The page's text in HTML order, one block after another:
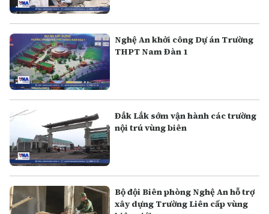
Nghệ An khởi công Dự án Trường
THPT Nam Đàn 1
Đắk Lắk sớm vận hành các trường
nội trú vùng biên
Bộ đội Biên phòng Nghệ An hỗ trợ
xây dựng Trường Liên cấp vùng